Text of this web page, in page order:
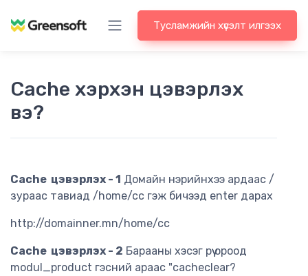
Тусламжийн хүсэлт илгээх
Cache хэрхэн цэвэрлэх
вэ?
Cache цэвэрлэх - 1 Домайн нэрийнхээ ардаас /
зураас тавиад /home/cc гэж бичээд enter дарах
http://domainner.mn/home/cc
Cache цэвэрлэх - 2 Барааны хэсэг рүү ороод
modul_product гэсний араас "cacheclear?